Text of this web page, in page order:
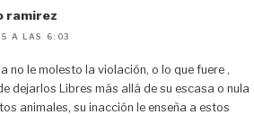
ramirez
A LAS 6:03
no le molesto la violación, o lo que fuere ,
dejarlos Libres más allá de su escasa o nula
animales, su inacción le enseña a estos